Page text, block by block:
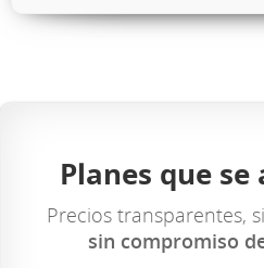
Planes que
Precios transparentes,
sin compromiso